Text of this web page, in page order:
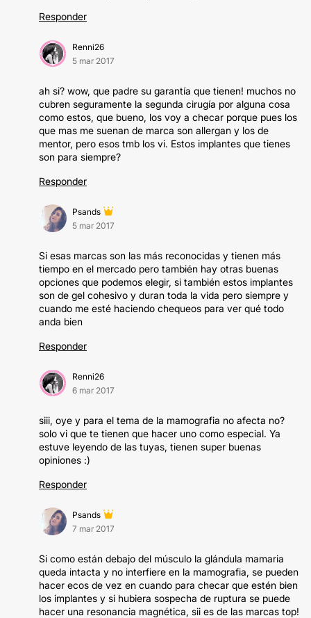
Responder
Renni26
5 mar 2017
ah si? wow, que padre su garantía que tienen! muchos no
cubren seguramente la segunda cirugía por alguna cosa
como estos, que bueno, los voy a checar porque pues los
que mas me suenan de marca son allergan y los de
mentor, pero esos tmb los vi. Estos implantes que tienes
son para siempre?
Responder
Psands
5 mar 2017
Si esas marcas son las más reconocidas y tienen más
tiempo en el mercado pero también hay otras buenas
opciones que podemos elegir, si también estos implantes
son de gel cohesivo y duran toda la vida pero siempre y
cuando me esté haciendo chequeos para ver qué todo
anda bien
Responder
Renni26
6 mar 2017
siii, oye y para el tema de la mamografia no afecta no?
solo vi que te tienen que hacer uno como especial. Ya
estuve leyendo de las tuyas, tienen super buenas
opiniones :)
Responder
Psands
7 mar 2017
Si como están debajo del músculo la glándula mamaria
queda intacta y no interfiere en la mamografia, se pueden
hacer ecos de vez en cuando para checar que estén bien
los implantes y si hubiera sospecha de ruptura se puede
hacer una resonancia magnética, sii es de las marcas top!